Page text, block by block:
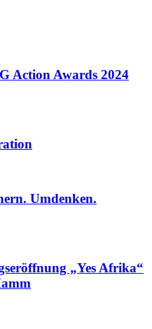
Action Awards 2024
Umdenken.
„Yes Afrika“